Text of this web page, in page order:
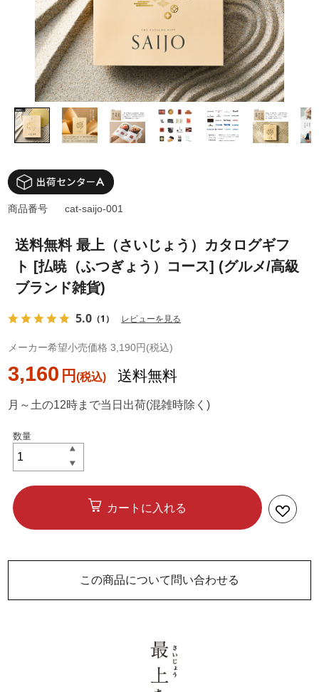
送料無料 最上（さいじょう）カタログギフ
ト [払暁（ふつぎょう）コース] (グルメ/高級
ブランド雑貨)
5.0 （1） レビューを見る
メーカー希望小売価格 3,190円(税込)
3,160 円 送料無料
商品番号 cat-saijo-001
月～土の12時まで当日出荷(混雑時除く)
カートに入れる
この商品について問い合わせる